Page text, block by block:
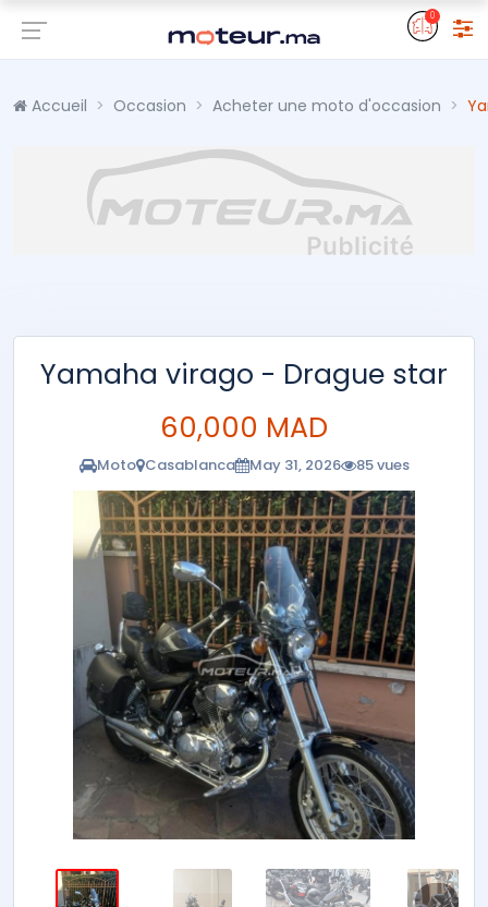
0
Accueil Occasion Acheter une moto d'occasion
Yamaha virago - Drague star
60,000 MAD
Moto Casablanca May 31, 2026 85 vues